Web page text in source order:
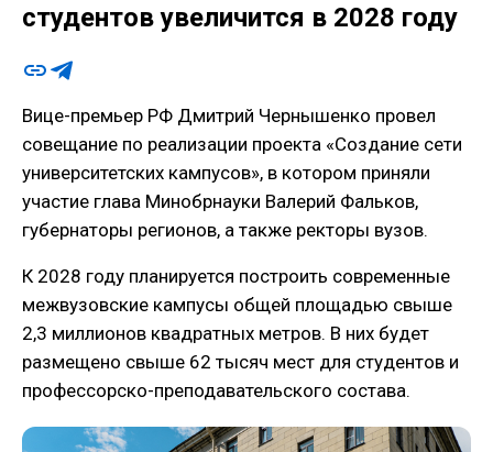
студентов увеличится в 2028 году
Вице-премьер РФ Дмитрий Чернышенко провел
совещание по реализации проекта «Создание сети
университетских кампусов», в котором приняли
участие глава Минобрнауки Валерий Фальков,
губернаторы регионов, а также ректоры вузов.
К 2028 году планируется построить современные
межвузовские кампусы общей площадью свыше
2,3 миллионов квадратных метров. В них будет
размещено свыше 62 тысяч мест для студентов и
профессорско-преподавательского состава.